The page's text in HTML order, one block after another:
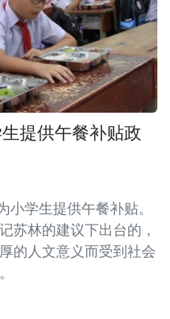
提供午餐补贴政
小学生提供午餐补贴。
苏林的建议下出台的，
的人文意义而受到社会